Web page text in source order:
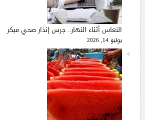
النعاس أثناء النهار.. جرس إنذار صحي مبكر
يوليو 14, 2026